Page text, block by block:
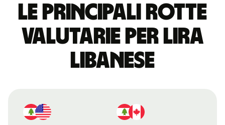
Le principali rotte
valutarie per lira
libanese